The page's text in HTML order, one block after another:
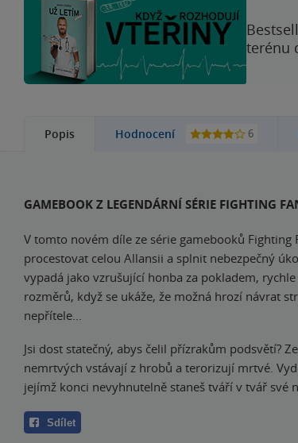
terénu
Popis Hodnocení 6
GAMEBOOK Z LEGENDÁRNÍ SÉRIE FIGHTING
V tomto novém díle ze série gamebooků
procestovat celou Allansii a splnit nebezpečný
vypadá jako vzrušující honba za pokladem,
rozměrů, když se ukáže, že možná hrozí návrat
nepřítele...
Jsi dost statečný, abys čelil přízrakům podsvětí?
nemrtvých vstávají z hrobů a terorizují mrtvé.
jejímž konci nevyhnutelně staneš tváří v tvář své
Sdílet